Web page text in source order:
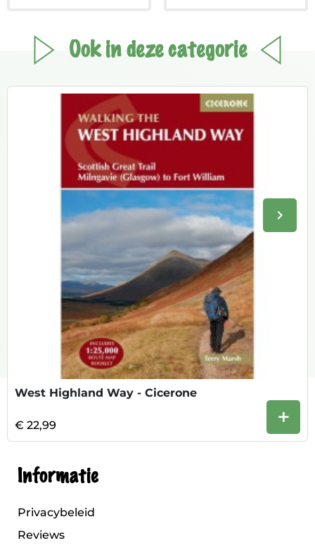
Ook in deze categorie
keyboard_arrow_right
West Highland Way - Cicerone
€ 22,99 +
Informatie
Privacybeleid
Reviews